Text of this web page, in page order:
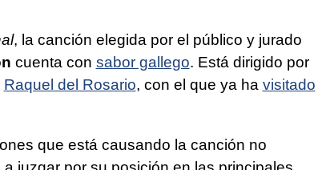
, la canción elegida por el público y jurado
cuenta con sabor gallego. Está dirigido por
Raquel del Rosario, con el que ya ha visitado
que está causando la canción no